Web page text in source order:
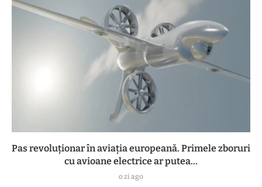
Pas revoluționar în aviația europeană. Primele zboruri
cu avioane electrice ar putea...
o zi ago